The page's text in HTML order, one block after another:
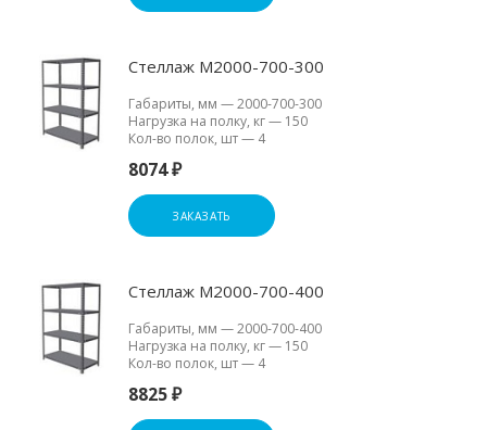
Стеллаж М2000-700-300
Габариты, мм —2000-700-300
Нагрузка на полку, кг— 150
Кол-во полок, шт— 4
8074 ₽
ЗАКАЗАТЬ
Стеллаж М2000-700-400
Габариты, мм —2000-700-400
Нагрузка на полку, кг— 150
Кол-во полок, шт— 4
8825 ₽